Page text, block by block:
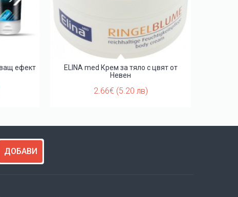
ефект
ELINA med Крем за тяло с цвят от
Невен
2.66€ (5.20 лв)
ДОБАВИ